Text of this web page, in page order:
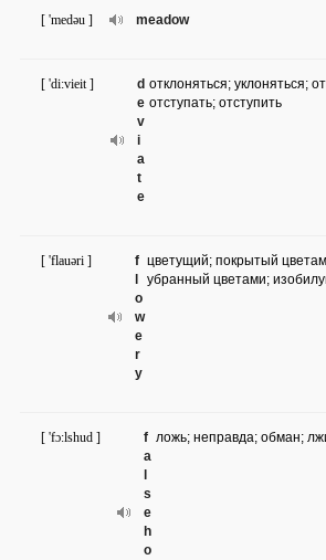
meadow
[ 'medəu ]
d
e
v
i
a
t
e
[ 'di:vieit ]
отклоняться; уклоняться;
отступать; отступить
f
o
w
e
r
y
[ 'flauəri ]
цветущий; покрытый
убранный цветами;
f
a
s
e
h
o
[ 'fɔ:lshud ] ложь; неправда; обман;